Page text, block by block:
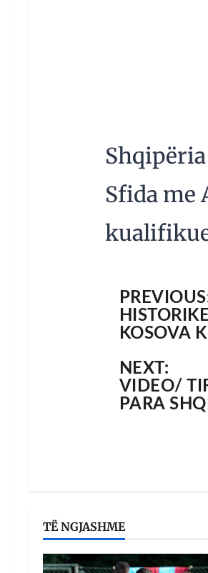
Sfida me
KOSOVA
NEXT:
VIDEO/
PARA
TË NGJASHME